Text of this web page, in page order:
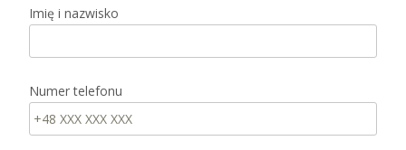
Imię i nazwisko
Numer telefonu